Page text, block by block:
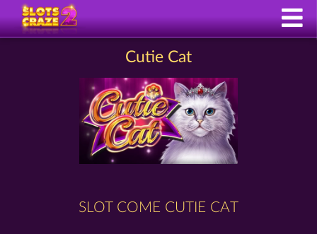
Cutie Cat
SLOT COME CUTIE CAT